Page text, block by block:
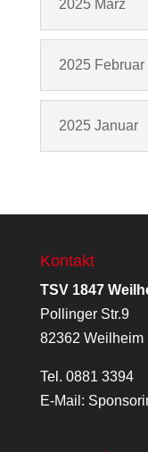
2025 März
2025 Februar
2025 Januar
Kontakt
TSV 1847
Pollinger Str.9
82362 Weilheim
Tel. 0881 3394
E-Mail: